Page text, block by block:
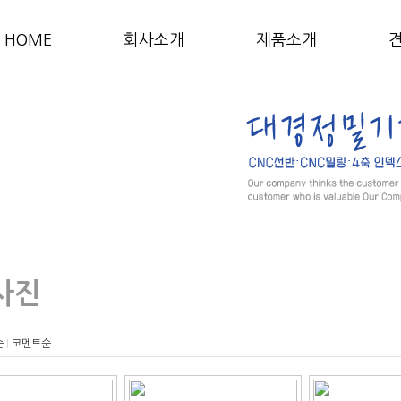
HOME 회사소개 제품소개
진
코멘트순